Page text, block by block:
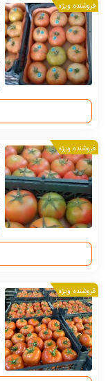
فروشنده ویژه
فروشنده ویژه
فروشنده ویژه